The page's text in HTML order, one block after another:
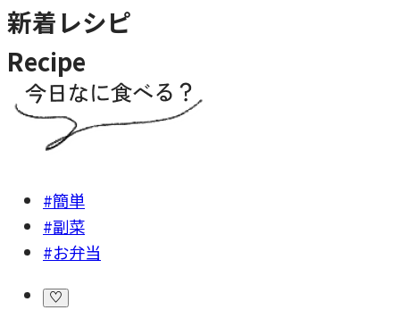
新着レシピ
Recipe
#簡単
#副菜
#お弁当